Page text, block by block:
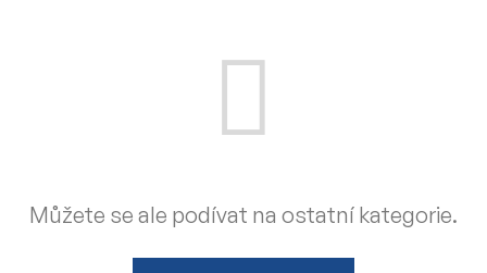
Můžete se ale podívat na ostatní kategorie.